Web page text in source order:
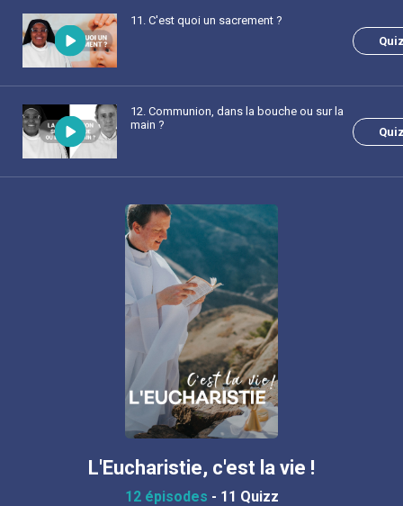
L'Eucharistie, c'est la vie !
12 épisodes - 11 Quizz
11 . C'est quoi un sacrement ?
12. Communion, dans la bouche ou sur la
main ?